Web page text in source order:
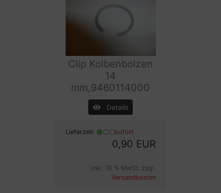
Clip Kolbenbolzen
14
mm,9460114000
Details
Lieferzeit: sofort
0,90 EUR
inkl. 19 % MwSt. zzgl.
Versandkosten